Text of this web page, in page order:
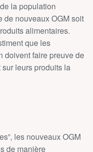
la population
de nouveaux OGM soit
alimentaires.
que les
doivent faire preuve de
leurs produits la
les nouveaux OGM
de manière